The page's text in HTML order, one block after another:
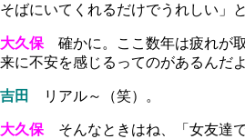
そばにいてくれるだけでうれしい」
大久保 確かに。ここ数年は疲れが
来に不安を感じるってのがあるんだよ
吉田 リアル～（笑）。
大久保
そんなときはね、「女友達